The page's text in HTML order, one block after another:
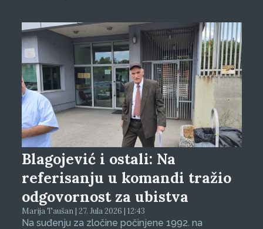
Blagojević i ostali: Na
referisanju u komandi tražio
odgovornost za ubistva
Marija Taušan | 27. Jula 2026 | 12:43
Na suđenju za zločine počinjene 1992. na